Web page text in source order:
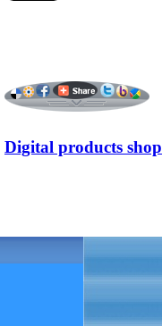
Digital products shop